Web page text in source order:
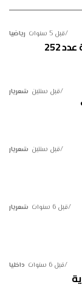
رياضيا قبل 5 سنوات
252
شعريار قبل سنتين
شعريار قبل سنتين
شعريار قبل 6 سنوات
داخليا قبل 6 سنوات